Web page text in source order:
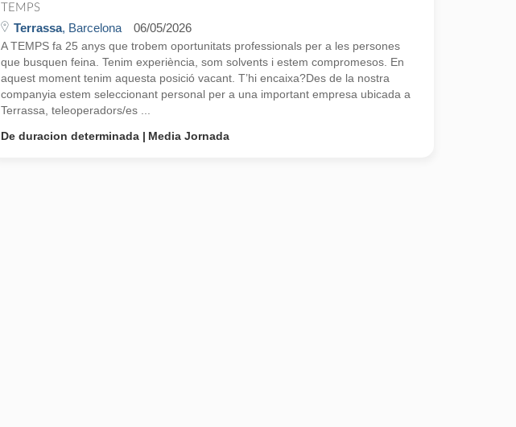
TEMPS
Terrassa, Barcelona 06/05/2026
A TEMPS fa 25 anys que trobem oportunitats professionals per a les persones
que busquen feina. Tenim experiència, som solvents i estem compromesos. En
aquest moment tenim aquesta posició vacant. T’hi encaixa?Des de la nostra
companyia estem seleccionant personal per a una important empresa ubicada a
Terrassa, teleoperadors/es ...
De duracion determinada
Media Jornada